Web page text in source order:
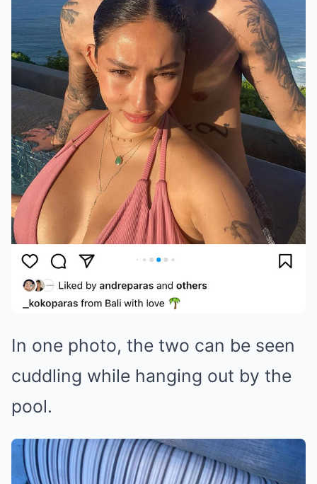
In one photo, the two can be seen
cuddling while hanging out by the
pool.